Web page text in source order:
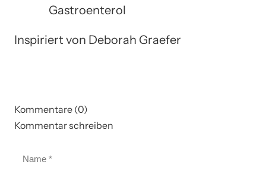
Gastroenterol
Inspiriert von Deborah Graefer
Kommentare (0)
Kommentar schreiben